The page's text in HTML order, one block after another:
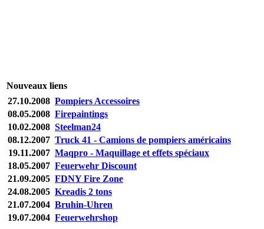
Nouveaux liens
27.10.2008 Pompiers Accessoires
08.05.2008 Firepaintings
10.02.2008 Steelman24
08.12.2007 Truck 41 - Camions de pompiers américains
19.11.2007 Maqpro - Maquillage et effets spéciaux
18.05.2007 Feuerwehr Discount
21.09.2005 FDNY Fire Zone
24.08.2005 Kreadis 2 tons
21.07.2004 Bruhin-Uhren
19.07.2004 Feuerwehrshop